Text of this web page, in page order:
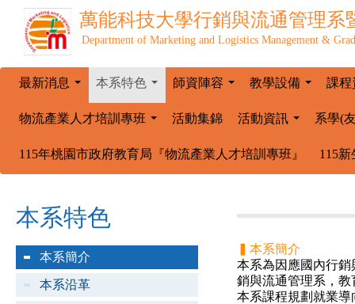
萬能科技大學行銷與流通管理系
Department of Marketing and Logistics Management &
最新消息 本系特色 師資陣容 教學設備 課程
物流產業人才培訓專班 活動集錦 活動資訊 系學(
115年桃園市政府教育局『物流產業人才培訓專班』 115
本系特色
本系簡介
本系沿革
▍本系簡介
本系為因應國內行
銷與流通管理系，
本系課程規劃就業